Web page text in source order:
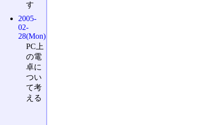
す
2005-
02-
28(Mon)
PC上
の電
卓に
つい
て考
える